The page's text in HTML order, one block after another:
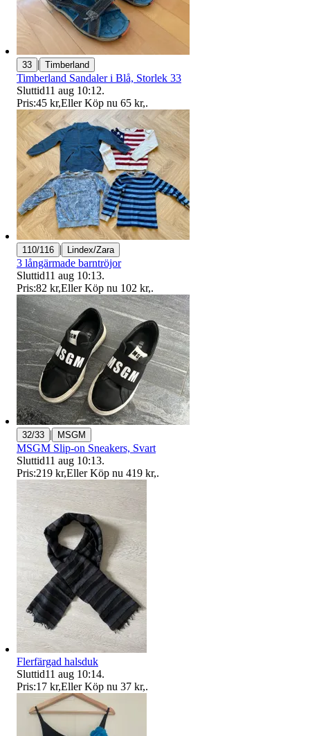
33 | Timberland
Timberland Sandaler i Blå, Storlek 33
Sluttid11 aug 10:12.
Pris:45 kr,Eller Köp nu 65 kr,.
110/116 | Lindex/Zara
3 långärmade barntröjor
Sluttid11 aug 10:13.
Pris:82 kr,Eller Köp nu 102 kr,.
32/33 | MSGM
MSGM Slip-on Sneakers, Svart
Sluttid11 aug 10:13.
Pris:219 kr,Eller Köp nu 419 kr,.
Flerfärgad halsduk
Sluttid11 aug 10:14.
Pris:17 kr,Eller Köp nu 37 kr,.